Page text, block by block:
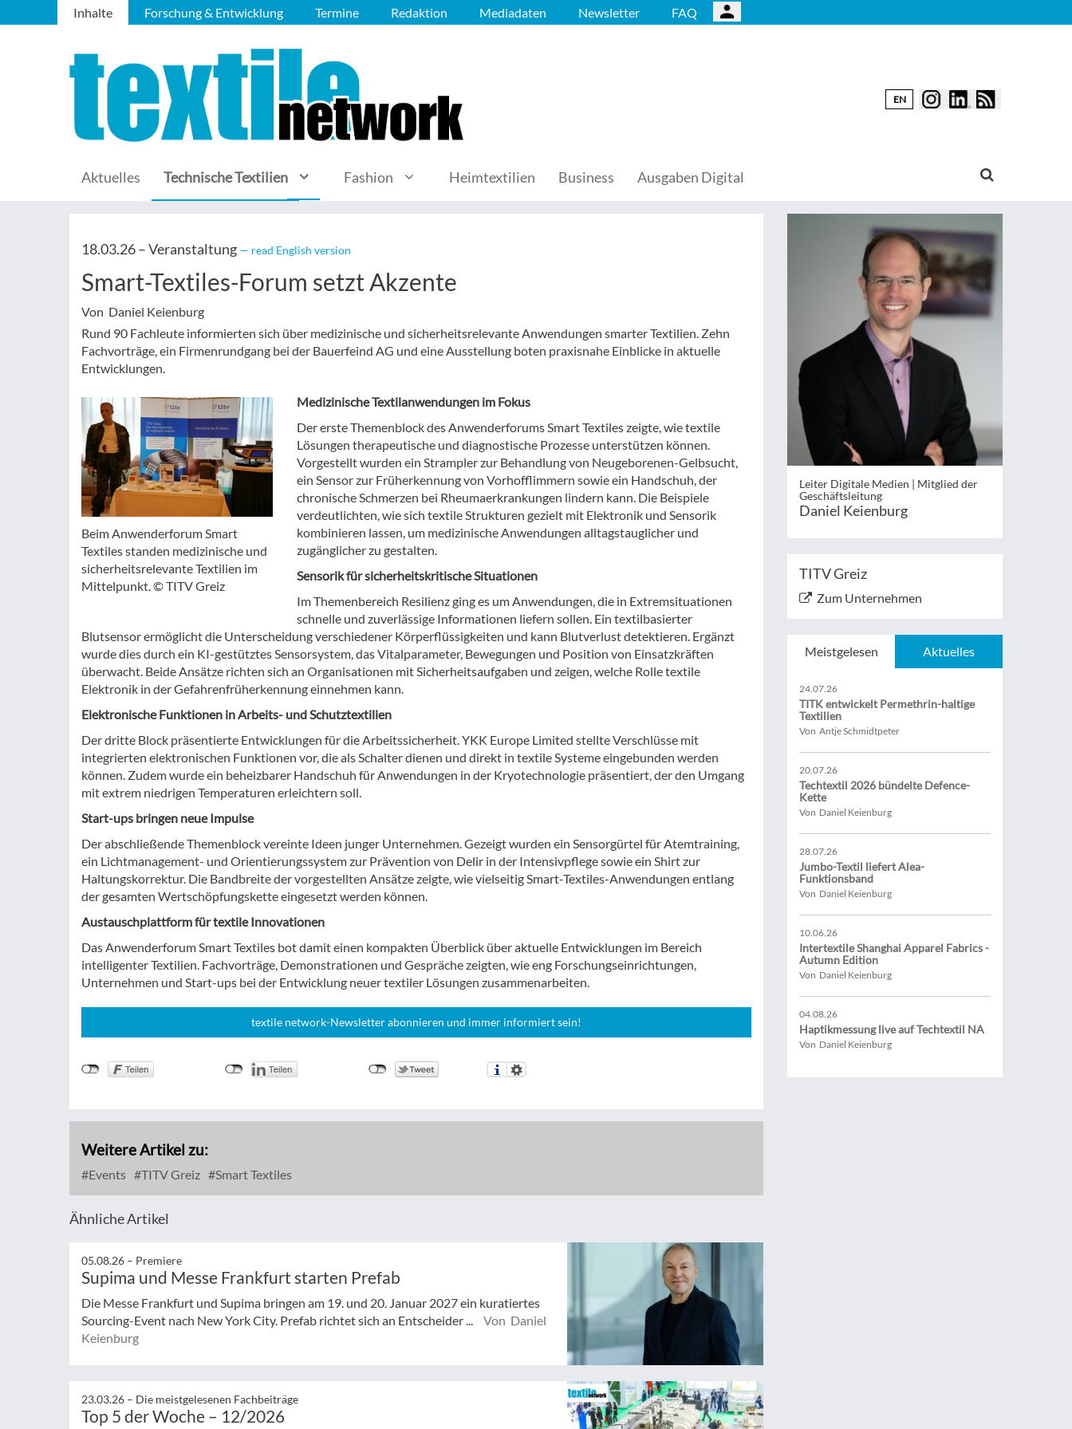
Inhalte Forschung & Entwicklung Termine Redaktion Mediadaten Newsletter FAQ
EN
Aktuelles Technische Textilien Fashion Heimtextilien Business Ausgaben Digital
18.03.26 –Veranstaltung — read English version
Smart-Textiles-Forum setzt Akzente
Von Daniel Keienburg
Rund 90 Fachleute informierten sich über medizinische und sicherheitsrelevante Anwendungen smarter Textilien. Zehn
Fachvorträge, ein Firmenrundgang bei der Bauerfeind AG und eine Ausstellung boten praxisnahe Einblicke in aktuelle
Entwicklungen.
Beim Anwenderforum Smart
Textiles standen medizinische und
sicherheitsrelevante Textilien im
Mittelpunkt. © TITV Greiz
Medizinische Textilanwendungen im Fokus
Der erste Themenblock des Anwenderforums Smart Textiles zeigte, wie textile
Lösungen therapeutische und diagnostische Prozesse unterstützen können.
Vorgestellt wurden ein Strampler zur Behandlung von Neugeborenen-Gelbsucht,
ein Sensor zur Früherkennung von Vorhofflimmern sowie ein Handschuh, der
chronische Schmerzen bei Rheumaerkrankungen lindern kann. Die Beispiele
verdeutlichten, wie sich textile Strukturen gezielt mit Elektronik und Sensorik
kombinieren lassen, um medizinische Anwendungen alltagstauglicher und
zugänglicher zu gestalten.
Sensorik für sicherheitskritische Situationen
Im Themenbereich Resilienz ging es um Anwendungen, die in Extremsituationen
schnelle und zuverlässige Informationen liefern sollen. Ein textilbasierter
Blutsensor ermöglicht die Unterscheidung verschiedener Körperflüssigkeiten und kann Blutverlust detektieren. Ergänzt
wurde dies durch ein KI-gestütztes Sensorsystem, das Vitalparameter, Bewegungen und Position von Einsatzkräften
überwacht. Beide Ansätze richten sich an Organisationen mit Sicherheitsaufgaben und zeigen, welche Rolle textile
Elektronik in der Gefahrenfrüherkennung einnehmen kann.
Elektronische Funktionen in Arbeits- und Schutztextilien
Der dritte Block präsentierte Entwicklungen für die Arbeitssicherheit. YKK Europe Limited stellte Verschlüsse mit
integrierten elektronischen Funktionen vor, die als Schalter dienen und direkt in textile Systeme eingebunden werden
können. Zudem wurde ein beheizbarer Handschuh für Anwendungen in der Kryotechnologie präsentiert, der den Umgang
mit extrem niedrigen Temperaturen erleichtern soll.
Start-ups bringen neue Impulse
Der abschließende Themenblock vereinte Ideen junger Unternehmen. Gezeigt wurden ein Sensorgürtel für Atemtraining,
ein Lichtmanagement- und Orientierungssystem zur Prävention von Delir in der Intensivpflege sowie ein Shirt zur
Haltungskorrektur. Die Bandbreite der vorgestellten Ansätze zeigte, wie vielseitig Smart-Textiles-Anwendungen entlang
der gesamten Wertschöpfungskette eingesetzt werden können.
Austauschplattform für textile Innovationen
Das Anwenderforum Smart Textiles bot damit einen kompakten Überblick über aktuelle Entwicklungen im Bereich
intelligenter Textilien. Fachvorträge, Demonstrationen und Gespräche zeigten, wie eng Forschungseinrichtungen,
Unternehmen und Start-ups bei der Entwicklung neuer textiler Lösungen zusammenarbeiten.
textile network-Newsletter abonnieren und immer informiert sein!
Weitere Artikel zu:
Events TITV Greiz Smart Textiles
Ähnliche Artikel
05.08.26 – Premiere
Supima und Messe Frankfurt starten Prefab
Die Messe Frankfurt und Supima bringen am 19. und 20. Januar 2027 ein kuratiertes
Sourcing-Event nach New York City. Prefab richtet sich an Entscheider ...
Von Daniel
Keienburg
23.03.26 – Die meistgelesenen Fachbeiträge
Top 5 der Woche – 12/2026
Leiter Digitale Medien | Mitglied der
Geschäftsleitung
Daniel Keienburg
TITV Greiz
Zum Unternehmen
Meistgelesen Aktuelles
24.07.26
TITK entwickelt Permethrin-haltige
Textilien
Von Antje Schmidtpeter
20.07.26
Techtextil 2026 bündelte Defence-
Kette
Von Daniel Keienburg
28.07.26
Jumbo-Textil liefert Alea-
Funktionsband
Von Daniel Keienburg
10.06.26
Intertextile Shanghai Apparel Fabrics -
Autumn Edition
Von Daniel Keienburg
04.08.26
Haptikmessung live auf Techtextil NA
Von Daniel Keienburg